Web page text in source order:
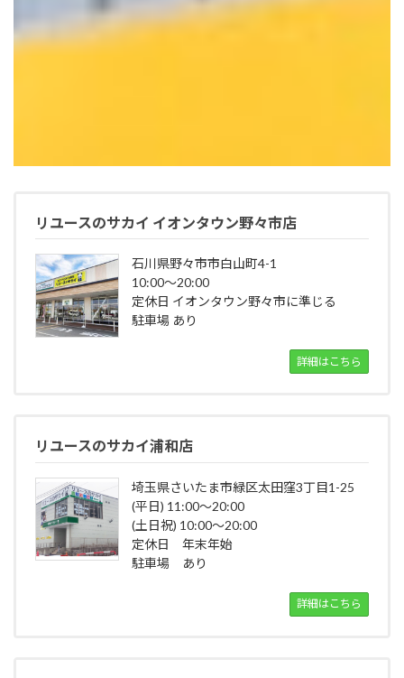
リユースのサカイ イオンタウン野々市店
石川県野々市市白山町4-1
10:00～20:00
定休日 イオンタウン野々市に準じる
駐車場 あり
詳細はこちら
リユースのサカイ浦和店
埼玉県さいたま市緑区太田窪3丁目1-25
(平日) 11:00～20:00
(土日祝) 10:00～20:00
定休日 年末年始
駐車場 あり
詳細はこちら